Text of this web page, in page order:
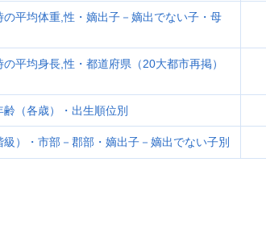
平均体重,性・嫡出子－嫡出でない子・母
平均身長,性・都道府県（20大都市再掲）
（各歳）・出生順位別
）・市部－郡部・嫡出子－嫡出でない子別